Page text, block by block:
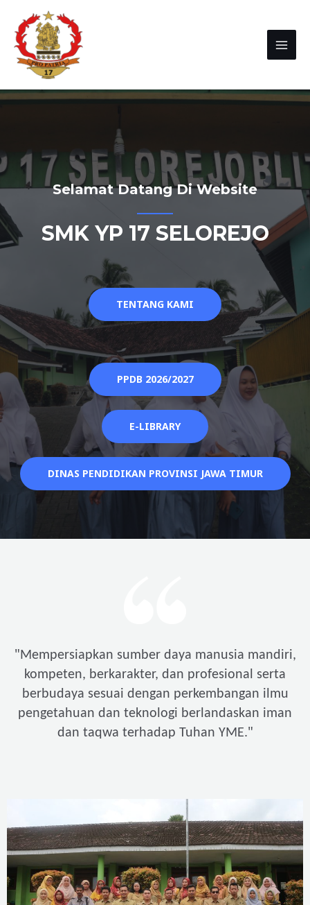
Selamat Datang Di Website
SMK YP 17 SELOREJO
TENTANG KAMI
PPDB 2026/2027
E-LIBRARY
DINAS PENDIDIKAN PROVINSI JAWA TIMUR
"Mempersiapkan sumber daya manusia mandiri,
kompeten, berkarakter, dan profesional serta
berbudaya sesuai dengan perkembangan ilmu
pengetahuan dan teknologi berlandaskan iman
dan taqwa terhadap Tuhan YME."